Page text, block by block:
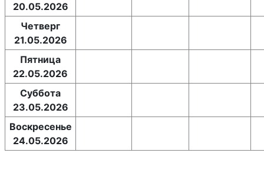
20.05.2026
Четверг
21.05.2026
Пятница
22.05.2026
Суббота
23.05.2026
Воскресенье
24.05.2026